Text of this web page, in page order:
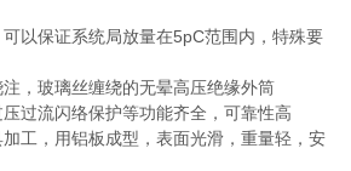
以保证系统局放量在5pC范围内，特殊要
，玻璃丝缠绕的无晕高压绝缘外筒
过流闪络保护等功能齐全，可靠性高
工，用铝板成型，表面光滑，重量轻，安